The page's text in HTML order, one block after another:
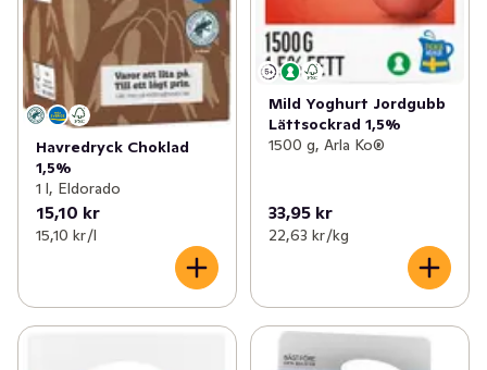
Havredryck Choklad
1,5%
1 l, Eldorado
15,10 kr
15,10 kr /l
Mild Yoghurt Jordgubb
Lättsockrad 1,5%
1500 g, Arla Ko®
33,95 kr
22,63 kr /kg